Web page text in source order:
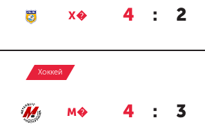
Х� 4 : 2
Хоккей
М� 4 : 3